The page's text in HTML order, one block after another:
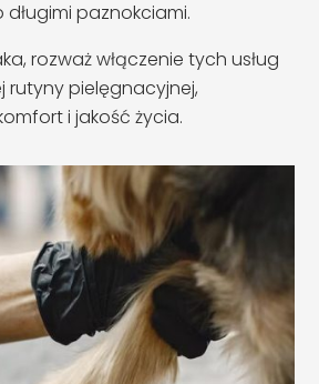
paznokciami.
rozważ włączenie tych usług
rutyny pielęgnacyjnej,
i jakość życia.